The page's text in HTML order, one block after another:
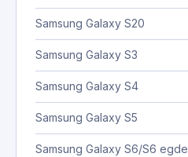
Samsung Galaxy S20
Samsung Galaxy S3
Samsung Galaxy S4
Samsung Galaxy S5
Samsung Galaxy S6/S6 egde